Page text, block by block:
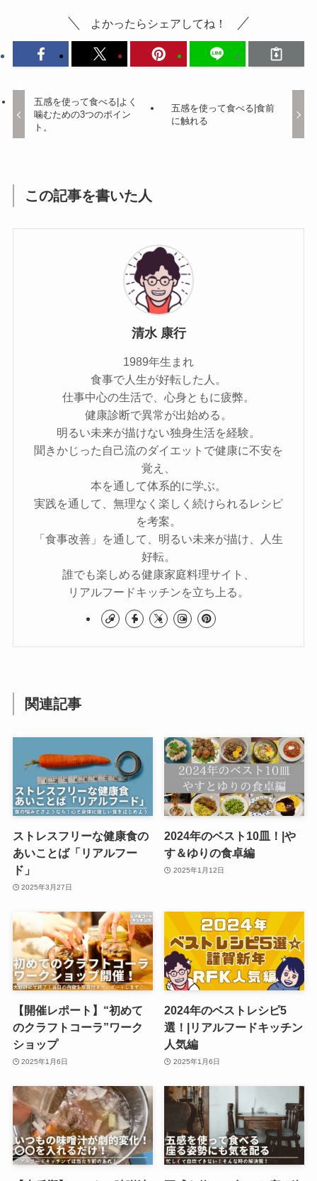
よかったらシェアしてね！
五感を使って食べる|よく
噛むための3つのポイン
ト。
五感を使って食べる|食前
に触れる
この記事を書いた人
清水 康行
1989年生まれ
食事で人生が好転した人。
仕事中心の生活で、心身ともに疲弊。
健康診断で異常が出始める。
明るい未来が描けない独身生活を経験。
聞きかじった自己流のダイエットで健康に不安を
覚え、
本を通して体系的に学ぶ。
実践を通して、無理なく楽しく続けられるレシピ
を考案。
「食事改善」を通して、明るい未来が描け、人生
好転。
誰でも楽しめる健康家庭料理サイト、
リアルフードキッチンを立ち上る。
関連記事
ストレスフリーな健康食の
あいことば「リアルフー
ド」
2025年3月27日
2024年のベスト10皿！|や
す＆ゆりの食卓編
2025年1月12日
【開催レポート】“初めて
のクラフトコーラ”ワーク
ショップ
2025年1月6日
2024年のベストレシピ5
選！|リアルフードキッチン
人気編
2025年1月6日